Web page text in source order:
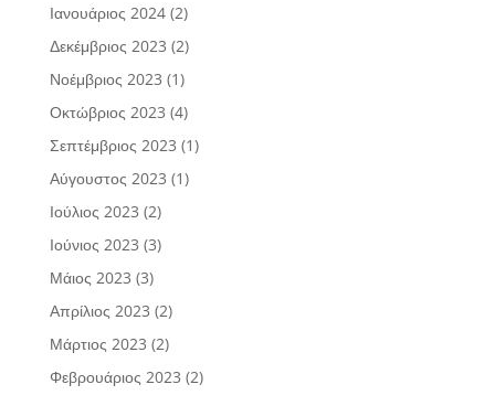
Ιανουάριος 2024(2)
Δεκέμβριος 2023 (2)
Νοέμβριος 2023 (1)
Οκτώβριος 2023 (4)
Σεπτέμβριος 2023 (1)
Αύγουστος 2023 (1)
Ιούλιος 2023 (2)
Ιούνιος 2023 (3)
Μάιος 2023 (3)
Απρίλιος 2023 (2)
Μάρτιος 2023 (2)
Φεβρουάριος 2023 (2)